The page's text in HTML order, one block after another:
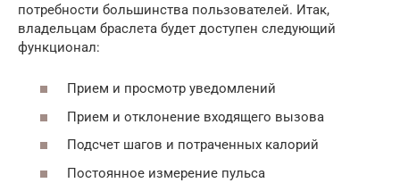
потребности большинства пользователей. Итак,
владельцам браслета будет доступен следующий
функционал:
Прием и просмотр уведомлений
Прием и отклонение входящего вызова
Подсчет шагов и потраченных калорий
Постоянное измерение пульса